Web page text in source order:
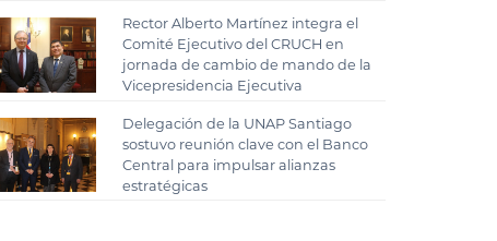
Rector Alberto Martínez integra el
Comité Ejecutivo del CRUCH en
jornada de cambio de mando de la
Vicepresidencia Ejecutiva
Delegación de la UNAP Santiago
sostuvo reunión clave con el Banco
Central para impulsar alianzas
estratégicas